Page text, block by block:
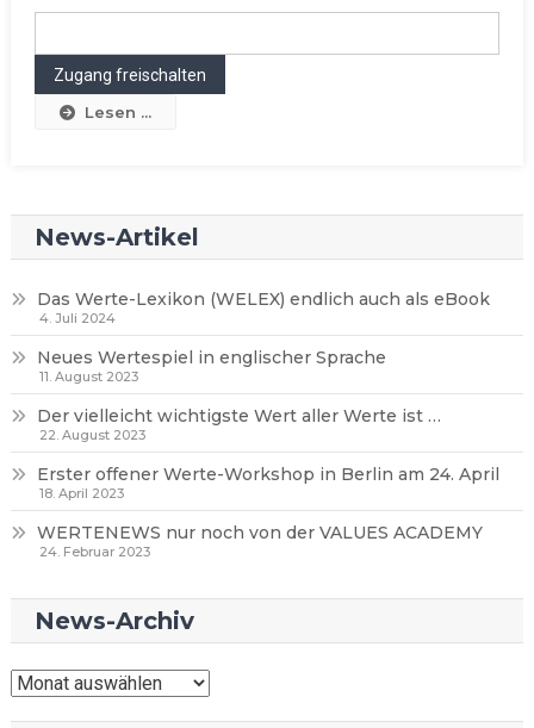
Lesen ...
News-Artikel
Das Werte-Lexikon (WELEX) endlich auch als eBook
4. Juli 2024
Neues Wertespiel in englischer Sprache
11. August 2023
Der vielleicht wichtigste Wert aller Werte ist …
22. August 2023
Erster offener Werte-Workshop in Berlin am 24. April
18. April 2023
WERTENEWS nur noch von der VALUES ACADEMY
24. Februar 2023
News-Archiv
News-